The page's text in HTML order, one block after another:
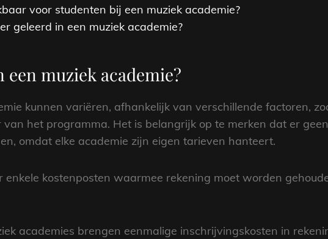
voor studenten bij een muziek academie?
geleerd in een muziek academie?
een muziek academie?
kunnen variëren, afhankelijk van verschillende factoren,
het programma. Het is belangrijk op te merken dat er
omdat elke academie zijn eigen tarieven hanteert.
enkele kostenposten waarmee rekening moet worden
academies brengen eenmalige inschrijvingskosten in